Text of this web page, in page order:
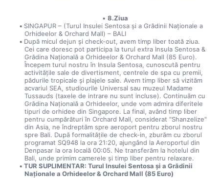
8.Ziua
SINGAPUR – (Turul Insulei Sentosa și a Grădinii Naționale a
Orhideelor & Orchard Mall) – BALI
După micul dejun și check-out, avem timp liber toată ziua.
Cei care doresc pot participa la turul extra Insula Sentosa &
Grădina Națională a Orhideelor & Orchard Mall (85 Euro).
Începem turul nostru în Insula Sentosa, cunoscută pentru
activitățile sale de divertisment, centrele de spa cu premii,
pădurile tropicale și plajele sale. Avem timp liber să vizităm
acvariul SEA, studiourile Universal sau muzeul Madame
Tussauds (taxele de intrare nu sunt incluse). Continuăm cu
Grădina Națională a Orhideelor, unde vom admira diferitele
tipuri de orhidee din Singapore. La final, având timp liber
pentru cumpărături în Orchard Mall, considerat "Shanzelize"
din Asia, ne îndreptăm spre aeroport pentru zborul nostru
spre Bali. După formalitățile de check-in, zburăm cu zborul
programat SQ948 la ora 21:20, ajungând la Aeroportul din
Denpasar la ora locală 00:05. Ne transferăm la hotelul din
Bali, unde primim camerele și timp liber pentru relaxare.
TUR SUPLIMENTAR: Turul Insulei Sentosa și a Grădinii
Naționale a Orhideelor & Orchard Mall (85 Euro)